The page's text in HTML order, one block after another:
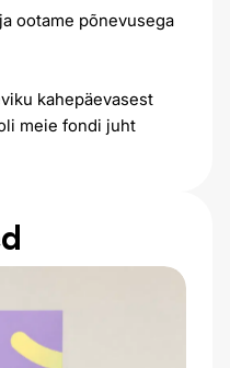
ootame põnevusega
kahepäevasest
meie fondi juht